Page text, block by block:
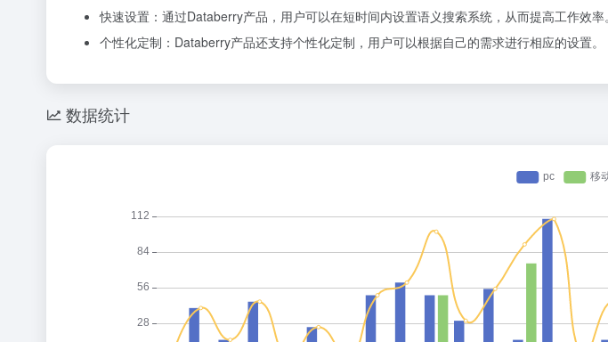
快速设置：通过Databerry产品，用户可以在短时间内设置语义搜索系统，从而提高工作效率。
个性化定制：Databerry产品还支持个性化定制，用户可以根据自己的需求进行相应的设置。
数据统计